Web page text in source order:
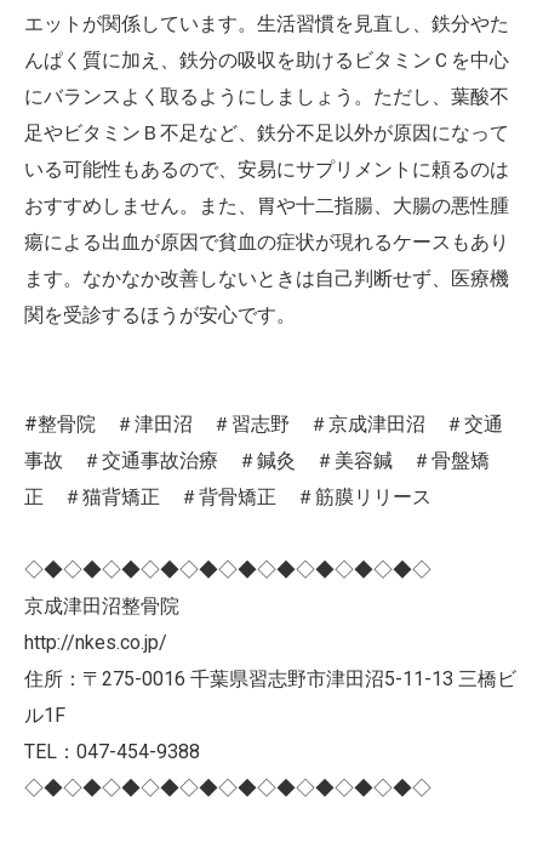
エットが関係しています。生活習慣を見直し、鉄分やた
んぱく質に加え、鉄分の吸収を助けるビタミンＣを中心
にバランスよく取るようにしましょう。ただし、葉酸不
足やビタミンＢ不足など、鉄分不足以外が原因になって
いる可能性もあるので、安易にサプリメントに頼るのは
おすすめしません。また、胃や十二指腸、大腸の悪性腫
瘍による出血が原因で貧血の症状が現れるケースもあり
ます。なかなか改善しないときは自己判断せず、医療機
関を受診するほうが安心です。
#整骨院 ＃津田沼 ＃習志野 ＃京成津田沼 ＃交通
事故 ＃交通事故治療 ＃鍼灸 ＃美容鍼 ＃骨盤矯
正 ＃猫背矯正 ＃背骨矯正 ＃筋膜リリース
◇◆◇◆◇◆◇◆◇◆◇◆◇◆◇◆◇◆◇◆◇
京成津田沼整骨院
http://nkes.co.jp/
住所：〒275-0016 千葉県習志野市津田沼5-11-13 三橋ビ
ル1F
TEL：047-454-9388
◇◆◇◆◇◆◇◆◇◆◇◆◇◆◇◆◇◆◇◆◇